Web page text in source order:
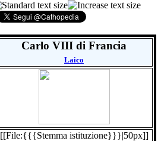
Carlo VIII di Francia
Laico
[[File:{{{Stemma istituzione}}}|50px]]